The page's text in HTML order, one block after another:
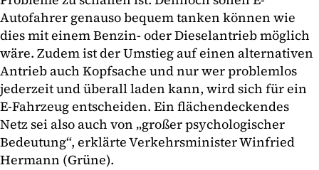
Autofahrer genauso bequem tanken können wie
dies mit einem Benzin- oder Dieselantrieb möglich
wäre. Zudem ist der Umstieg auf einen alternativen
Antrieb auch Kopfsache und nur wer problemlos
jederzeit und überall laden kann, wird sich für ein
E-Fahrzeug entscheiden. Ein flächendeckendes
Netz sei also auch von „großer psychologischer
Bedeutung“, erklärte Verkehrsminister Winfried
Hermann (Grüne).